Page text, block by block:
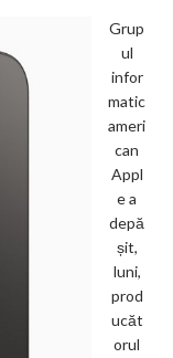
Grup
ul
infor
matic
ameri
can
Appl
e a
depă
șit,
luni,
prod
ucăt
orul